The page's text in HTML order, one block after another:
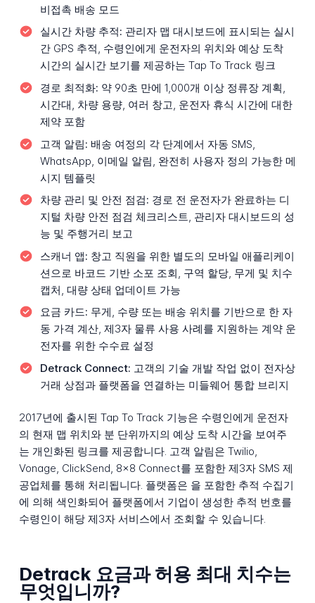
비접촉 배송 모드
실시간 차량 추적: 관리자 맵 대시보드에 표시되는 실시
간 GPS 추적, 수령인에게 운전자의 위치와 예상 도착
시간의 실시간 보기를 제공하는 Tap To Track 링크
경로 최적화: 약 90초 만에 1,000개 이상 정류장 계획,
시간대, 차량 용량, 여러 창고, 운전자 휴식 시간에 대한
제약 포함
고객 알림: 배송 여정의 각 단계에서 자동 SMS,
WhatsApp, 이메일 알림, 완전히 사용자 정의 가능한 메
시지 템플릿
차량 관리 및 안전 점검: 경로 전 운전자가 완료하는 디
지털 차량 안전 점검 체크리스트, 관리자 대시보드의 성
능 및 주행거리 보고
스캐너 앱: 창고 직원을 위한 별도의 모바일 애플리케이
션으로 바코드 기반 소포 조회, 구역 할당, 무게 및 치수
캡처, 대량 상태 업데이트 가능
요금 카드: 무게, 수량 또는 배송 위치를 기반으로 한 자
동 가격 계산, 제3자 물류 사용 사례를 지원하는 계약 운
전자를 위한 수수료 설정
Detrack Connect: 고객의 기술 개발 작업 없이 전자상
거래 상점과 플랫폼을 연결하는 미들웨어 통합 브리지
2017년에 출시된 Tap To Track 기능은 수령인에게 운전자
의 현재 맵 위치와 분 단위까지의 예상 도착 시간을 보여주
는 개인화된 링크를 제공합니다. 고객 알림은 Twilio,
Vonage, ClickSend, 8x8 Connect를 포함한 제3자 SMS 제
공업체를 통해 처리됩니다. 플랫폼은 을 포함한 추적 수집기
에 의해 색인화되어 플랫폼에서 기업이 생성한 추적 번호를
수령인이 해당 제3자 서비스에서 조회할 수 있습니다.
Detrack 요금과 허용 최대 치수는
무엇입니까?